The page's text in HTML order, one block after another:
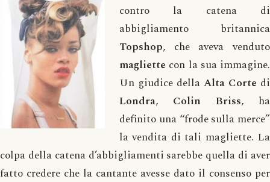
contro la catena di
abbigliamento britannica
Topshop, che aveva venduto
magliette con la sua immagine.
Un giudice della Alta Corte di
Londra, Colin Briss, ha
definito una “frode sulla merce”
la vendita di tali magliette. La
colpa della catena d’abbigliamenti sarebbe quella di aver
fatto credere che la cantante avesse dato il consenso per